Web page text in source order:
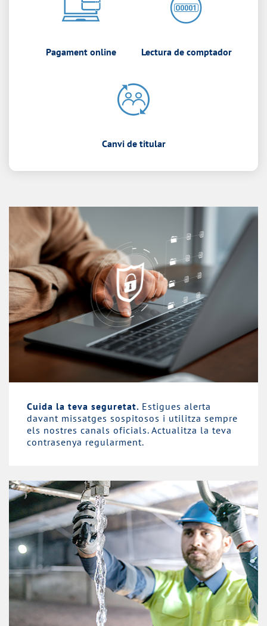
Pagament online Lectura de comptador
Canvi de titular
Cuida la teva seguretat. Estigues alerta
davant missatges sospitosos i utilitza sempre
els nostres canals oficials. Actualitza la teva
contrasenya regularment.